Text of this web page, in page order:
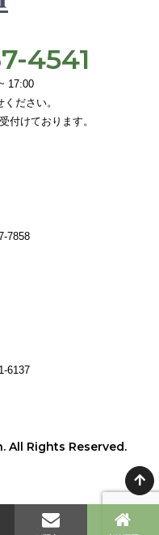
4541
17:00
ださい。
付けております。
7858
6137
All Rights Reserved.